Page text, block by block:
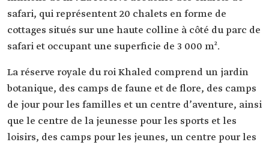
safari, qui représentent 20 chalets en forme de
cottages situés sur une haute colline à côté du parc de
safari et occupant une superficie de 3 000 m².
La réserve royale du roi Khaled comprend un jardin
botanique, des camps de faune et de flore, des camps
de jour pour les familles et un centre d’aventure, ainsi
que le centre de la jeunesse pour les sports et les
loisirs, des camps pour les jeunes, un centre pour les